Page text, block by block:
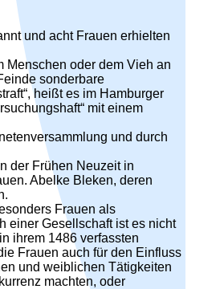
und acht Frauen erhielten
Menschen oder dem Vieh an
sonderbare
heißt es im Hamburger
mit einem
und durch
der Frühen Neuzeit in
Abelke Bleken, deren
Frauen als
einer Gesellschaft ist es nicht
ihrem 1486 verfassten
Frauen auch für den Einfluss
und weiblichen Tätigkeiten
machten, oder